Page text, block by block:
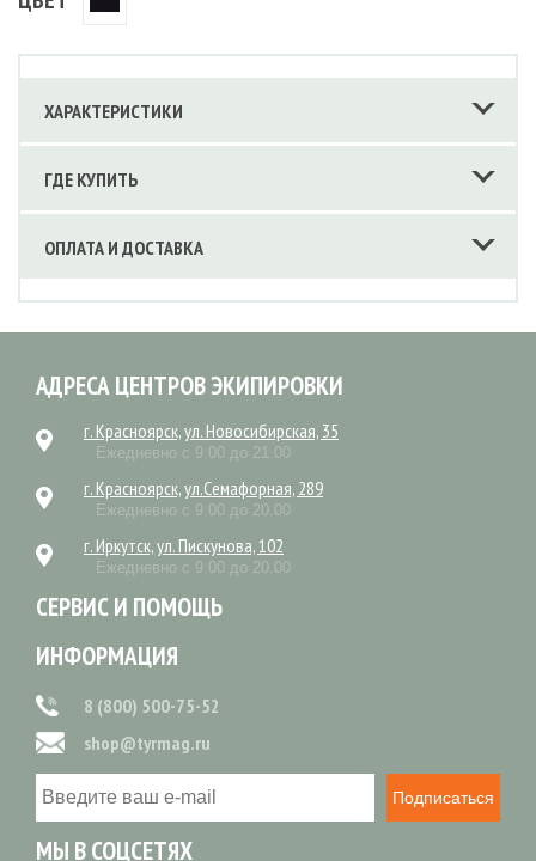
ХАРАКТЕРИСТИКИ
ГДЕ КУПИТЬ
ОПЛАТА И ДОСТАВКА
АДРЕСА ЦЕНТРОВ ЭКИПИРОВКИ
г. Красноярск, ул. Новосибирская, 35
Ежедневно с 9.00 до 21.00
г. Красноярск, ул.Семафорная, 289
Ежедневно с 9.00 до 20.00
г. Иркутск, ул. Пискунова, 102
Ежедневно с 9.00 до 20.00
СЕРВИС И ПОМОЩЬ
ИНФОРМАЦИЯ
8 (800) 500-75-52
shop@tyrmag.ru
Подписаться
МЫ В СОЦСЕТЯХ